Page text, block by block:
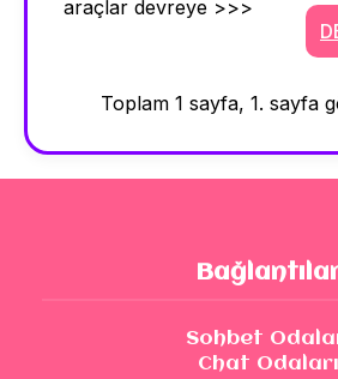
araçlar devreye >>>
Toplam 1 sayfa, 1. sayfa
Sohbet
Chat Odaları